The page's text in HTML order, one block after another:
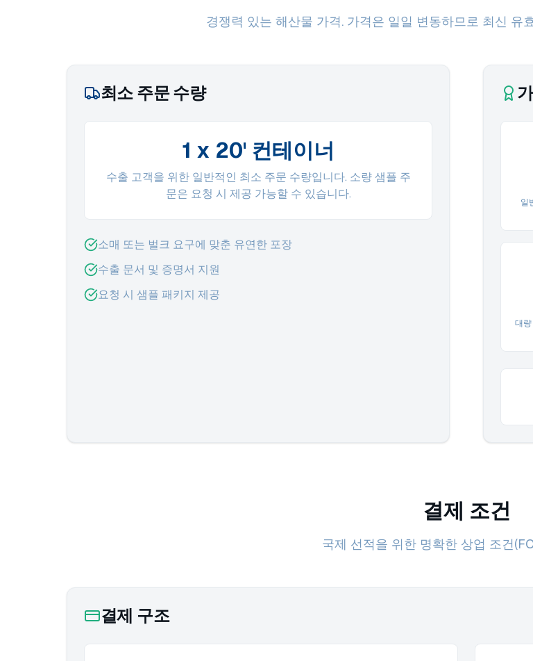
경쟁력 있는 해산물 가격. 가격은 일일 변동하므로 최신 유
최소 주문 수량
1 x 20' 컨테이너
수출 고객을 위한 일반적인 최소 주문 수량입니다. 소량 샘플 주
문은 요청 시 제공 가능할 수 있습니다.
소매 또는 벌크 요구에 맞춘 유연한 포장
수출 문서 및 증명서 지원
요청 시 샘플 패키지 제공
일
대량
결제 조건
국제 선적을 위한 명확한 상업 조건
결제 구조